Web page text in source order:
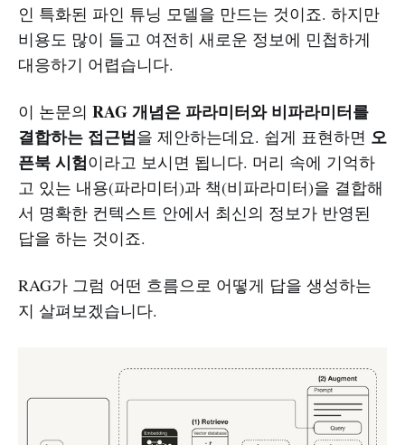
인 특화된 파인 튜닝 모델을 만드는 것이죠. 하지만
비용도 많이 들고 여전히 새로운 정보에 민첩하게
대응하기 어렵습니다.
이 논문의 RAG 개념은 파라미터와 비파라미터를
결합하는 접근법을 제안하는데요. 쉽게 표현하면 오
픈북 시험이라고 보시면 됩니다. 머리 속에 기억하
고 있는 내용(파라미터)과 책(비파라미터)을 결합해
서 명확한 컨텍스트 안에서 최신의 정보가 반영된
답을 하는 것이죠.
RAG가 그럼 어떤 흐름으로 어떻게 답을 생성하는
지 살펴보겠습니다.